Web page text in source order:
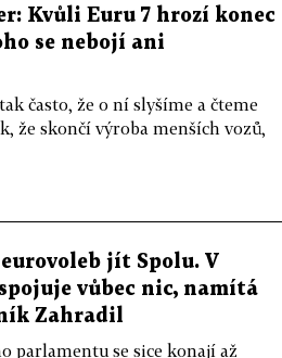
Kvůli Euru 7 hrozí konec
se nebojí ani
často, že o ní slyšíme a čteme
že skončí výroba menších vozů,
jít Spolu. V
vůbec nic, namítá
Zahradil
parlamentu se sice konají až